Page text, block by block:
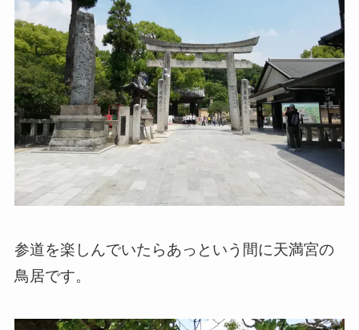
参道を楽しんでいたらあっという間に天満宮の
鳥居です。